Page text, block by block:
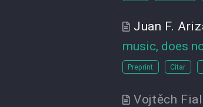
Juan F.
music, does
Preprint Citar
Vojtěch